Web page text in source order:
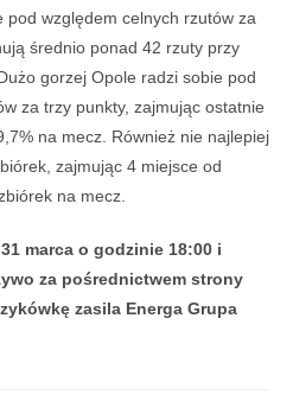
względem celnych rzutów za
średnio ponad 42 rzuty przy
gorzej Opole radzi sobie pod
za trzy punkty, zajmując ostatnie
na mecz. Również nie najlepiej
zajmując 4 miejsce od
na mecz.
marca o godzinie 18:00 i
za pośrednictwem strony
zasila Energa Grupa